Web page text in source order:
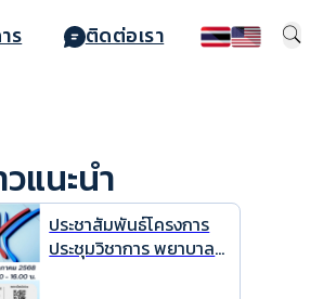
ร ติดต่อเรา
แนะนำ
ประชาสัมพันธ์โครงการ
ประชุมวิชาการ พยาบาล